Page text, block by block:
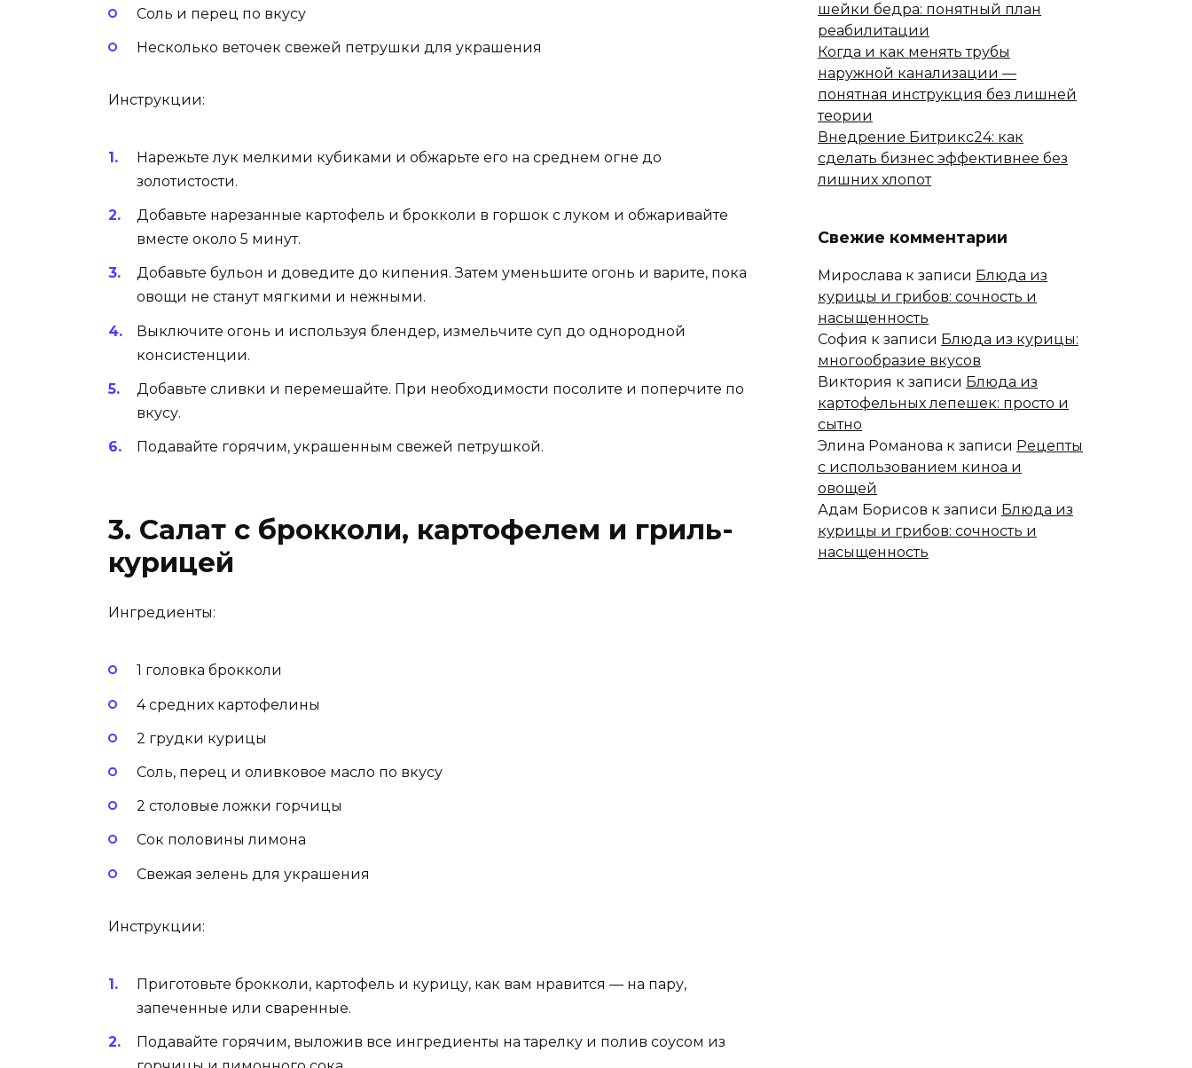
Соль и перец по вкусу
Несколько веточек свежей петрушки для украшения
Инструкции:
Нарежьте лук мелкими кубиками и обжарьте его на среднем огне до
золотистости.
Добавьте нарезанные картофель и брокколи в горшок с луком и обжаривайте
вместе около 5 минут.
Добавьте бульон и доведите до кипения. Затем уменьшите огонь и варите, пока
овощи не станут мягкими и нежными.
Выключите огонь и используя блендер, измельчите суп до однородной
консистенции.
Добавьте сливки и перемешайте. При необходимости посолите и поперчите по
вкусу.
Подавайте горячим, украшенным свежей петрушкой.
3. Салат с брокколи, картофелем и гриль-
курицей
Ингредиенты:
1 головка брокколи
4 средних картофелины
2 грудки курицы
Соль, перец и оливковое масло по вкусу
2 столовые ложки горчицы
Сок половины лимона
Свежая зелень для украшения
Инструкции:
Приготовьте брокколи, картофель и курицу, как вам нравится — на пару,
запеченные или сваренные.
Подавайте горячим, выложив все ингредиенты на тарелку и полив соусом из
шейки бедра: понятный план
реабилитации
Когда и как менять трубы
наружной канализации —
понятная инструкция без лишней
теории
Внедрение Битрикс24: как
сделать бизнес эффективнее без
лишних хлопот
Свежие комментарии
Мирослава к записи Блюда из
курицы и грибов: сочность и
насыщенность
София к записи Блюда из курицы:
многообразие вкусов
Виктория к записи Блюда из
картофельных лепешек: просто и
сытно
Элина Романова к записи Рецепты
с использованием киноа и
овощей
Адам Борисов к записи Блюда из
курицы и грибов: сочность и
насыщенность